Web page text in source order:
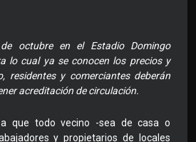
octubre en el Estadio Domingo
lo cual ya se conocen los precios y
residentes y comerciantes deberán
acreditación de circulación.
a que todo vecino -sea de casa o
y propietarios de locales